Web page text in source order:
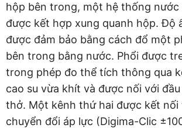
hộp bên trong, một hệ thống nước
được kết hợp xung quanh hộp. Độ
được đảm bảo bằng cách đổ một
bên trong bằng nước. Phổi được
trong phép đo thể tích thông qua
cao su vừa khít và được nối với
thở. Một kênh thứ hai được kết nối
chuyển đổi áp lực (Digima-Clic